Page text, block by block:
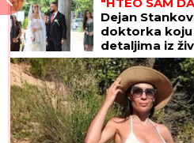
"HTEO SAM
Dejan
doktorka koju
detaljima iz
kamiona"